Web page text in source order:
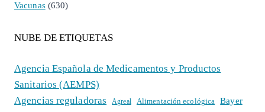
Vacunas(630)
NUBE DE ETIQUETAS
Agencia Española de Medicamentos y Productos
Sanitarios (AEMPS)
Agencias reguladoras
Agreal Alimentación ecológica Bayer